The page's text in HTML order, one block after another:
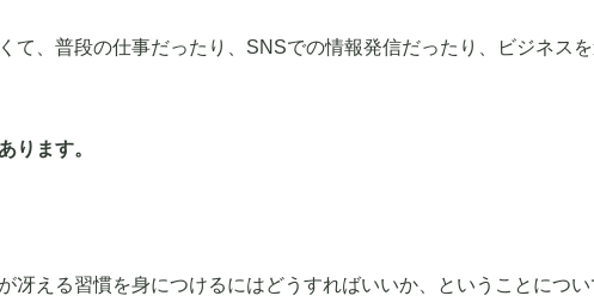
て、普段の仕事だったり、SNSでの情報発信だったり、ビジネス
ります。
冴える習慣を身につけるにはどうすればいいか、ということについ